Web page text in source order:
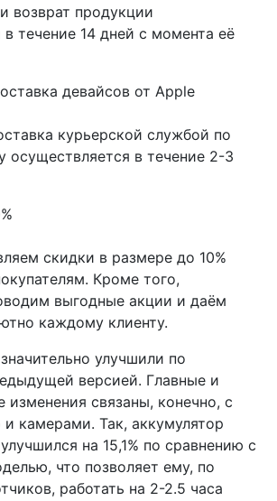
возврат продукции
в течение 14 дней с момента её
девайсов от Apple
курьерской службой по
осуществляется в течение 2-3
скидки в размере до 10%
Кроме того,
выгодные акции и даём
каждому клиенту.
улучшили по
версией. Главные и
изменения связаны, конечно, с
камерами. Так, аккумулятор
на 15,1% по сравнению с
что позволяет ему, по
работать на 2-2.5 часа